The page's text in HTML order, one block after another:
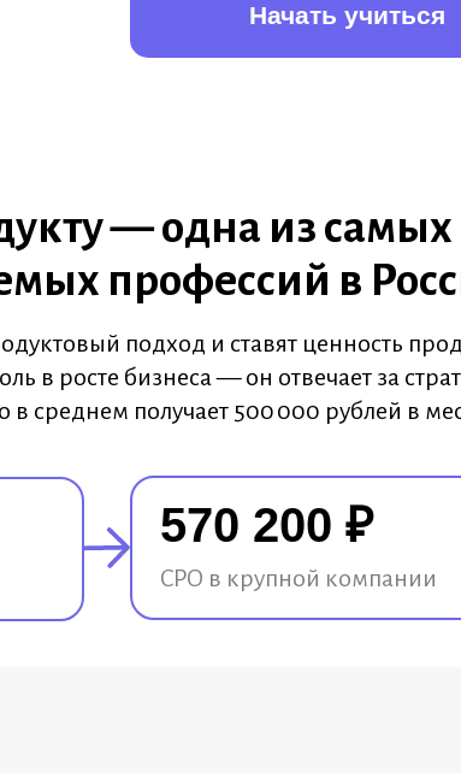
Начать учиться
— одна из самых
профессий в
подход и ставят ценность
в росте бизнеса — он отвечает за
в среднем получает 500 000 рублей в
570 200 ₽
CPO в крупной компании